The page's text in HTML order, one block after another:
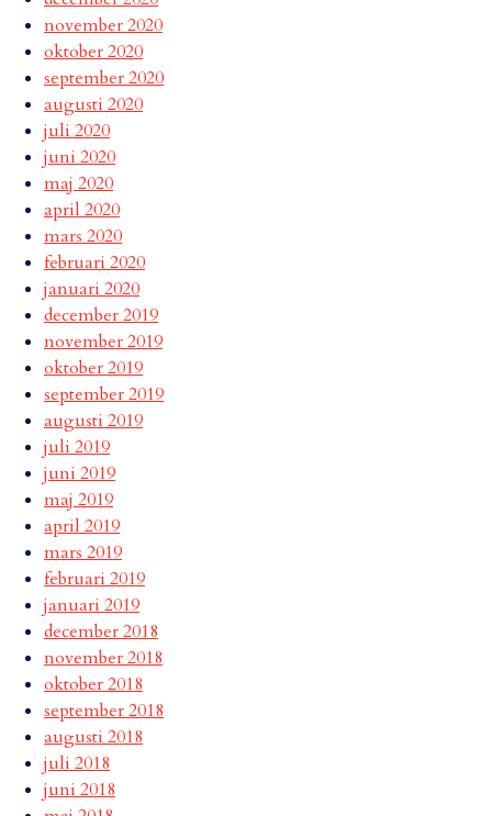
november 2020
oktober 2020
september 2020
augusti 2020
juli 2020
juni 2020
maj 2020
april 2020
mars 2020
februari 2020
januari 2020
december 2019
november 2019
oktober 2019
september 2019
augusti 2019
juli 2019
juni 2019
maj 2019
april 2019
mars 2019
februari 2019
januari 2019
december 2018
november 2018
oktober 2018
september 2018
augusti 2018
juli 2018
juni 2018